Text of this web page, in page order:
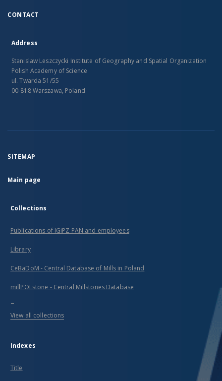
CONTACT
Address
Stanislaw Leszczycki Institute of Geography and Spatial Organization
Polish Academy of Science
ul. Twarda 51/55
00-818 Warszawa, Poland
SITEMAP
Main page
Collections
Publications of IGiPZ PAN and employees
Library
CeBaDoM - Central Database of Mills in Poland
millPOLstone - Central Millstones Database
...
View all collections
Indexes
Title